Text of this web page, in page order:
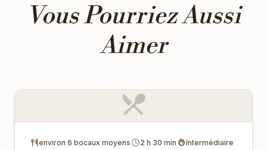
Vous Pourriez Aussi
Aimer
environ 6 bocaux moyens 2 h 30 min Intermédiaire